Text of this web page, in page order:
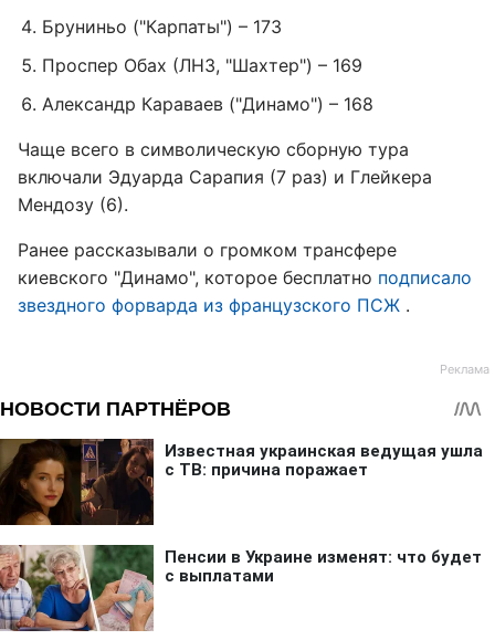
Бруниньо ("Карпаты") – 173
Проспер Обах (ЛНЗ, "Шахтер") – 169
Александр Караваев ("Динамо") – 168
Чаще всего в символическую сборную тура
включали Эдуарда Сарапия (7 раз) и Глейкера
Мендозу (6).
Ранее рассказывали о громком трансфере
киевского "Динамо", которое бесплатно подписало
звездного форварда из французского ПСЖ .